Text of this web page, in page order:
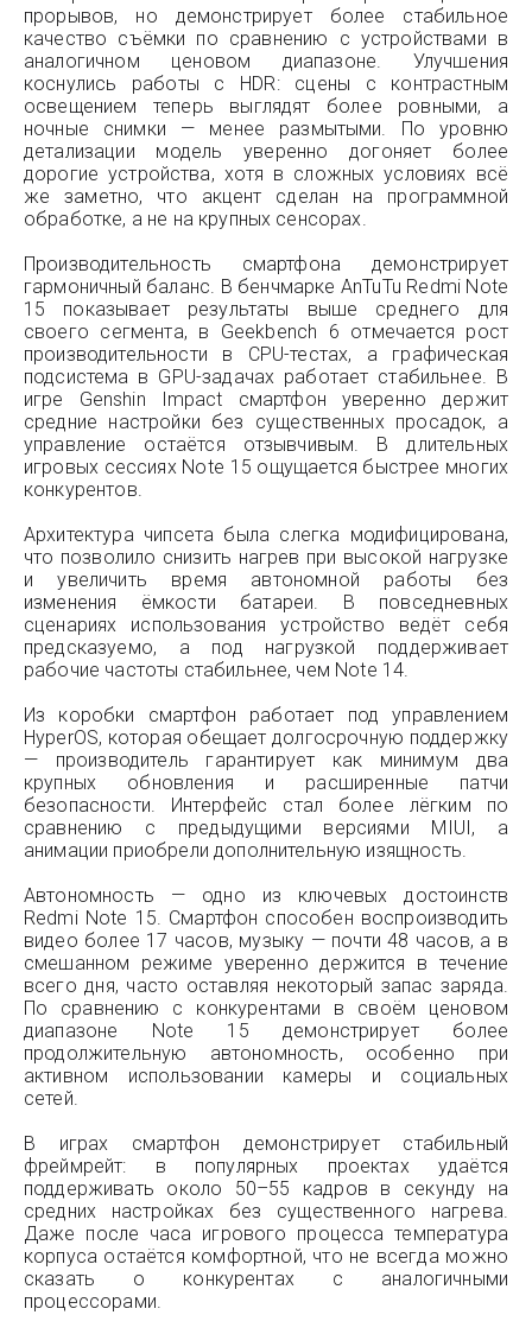
прорывов, но демонстрирует более стабильное
качество съёмки по сравнению с устройствами в
аналогичном ценовом диапазоне. Улучшения
коснулись работы с HDR: сцены с контрастным
освещением теперь выглядят более ровными, а
ночные снимки — менее размытыми. По уровню
детализации модель уверенно догоняет более
дорогие устройства, хотя в сложных условиях всё
же заметно, что акцент сделан на программной
обработке, а не на крупных сенсорах.
Производительность смартфона демонстрирует
гармоничный баланс. В бенчмарке AnTuTu Redmi Note
15 показывает результаты выше среднего для
своего сегмента, в Geekbench 6 отмечается рост
производительности в CPU-тестах, а графическая
подсистема в GPU-задачах работает стабильнее. В
игре Genshin Impact смартфон уверенно держит
средние настройки без существенных просадок, а
управление остаётся отзывчивым. В длительных
игровых сессиях Note 15 ощущается быстрее многих
конкурентов.
Архитектура чипсета была слегка модифицирована,
что позволило снизить нагрев при высокой нагрузке
и увеличить время автономной работы без
изменения ёмкости батареи. В повседневных
сценариях использования устройство ведёт себя
предсказуемо, а под нагрузкой поддерживает
рабочие частоты стабильнее, чем Note 14.
Из коробки смартфон работает под управлением
HyperOS, которая обещает долгосрочную поддержку
— производитель гарантирует как минимум два
крупных обновления и расширенные патчи
безопасности. Интерфейс стал более лёгким по
сравнению с предыдущими версиями MIUI, а
анимации приобрели дополнительную изящность.
Автономность — одно из ключевых достоинств
Redmi Note 15. Смартфон способен воспроизводить
видео более 17 часов, музыку — почти 48 часов, а в
смешанном режиме уверенно держится в течение
всего дня, часто оставляя некоторый запас заряда.
По сравнению с конкурентами в своём ценовом
диапазоне Note 15 демонстрирует более
продолжительную автономность, особенно при
активном использовании камеры и социальных
сетей.
В играх смартфон демонстрирует стабильный
фреймрейт: в популярных проектах удаётся
поддерживать около 50–55 кадров в секунду на
средних настройках без существенного нагрева.
Даже после часа игрового процесса температура
корпуса остаётся комфортной, что не всегда можно
сказать о конкурентах с аналогичными
процессорами.